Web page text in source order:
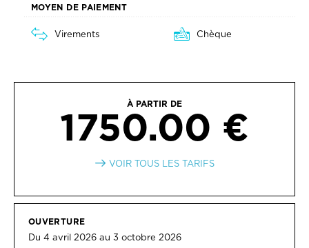
MOYEN DE PAIEMENT
Virements Chèque
À PARTIR DE
1750.00 €
VOIR TOUS LES TARIFS
OUVERTURE
Du 4 avril 2026 au 3 octobre 2026